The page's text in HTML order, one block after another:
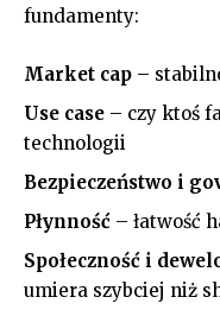
fundamenty:
Market cap –
Use case – czy ktoś
technologii
Bezpieczeństwo i
Płynność – łatwość
Społeczność i
umiera szybciej niż